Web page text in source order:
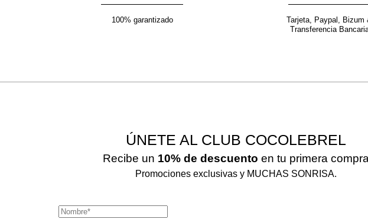
100% garantizado
Tarjeta, Paypal, Bizum
Transferencia
ÚNETE AL CLUB COCOLEBREL
Recibe un 10% de descuento en tu primera compra
Promociones exclusivas y MUCHAS SONRISA.